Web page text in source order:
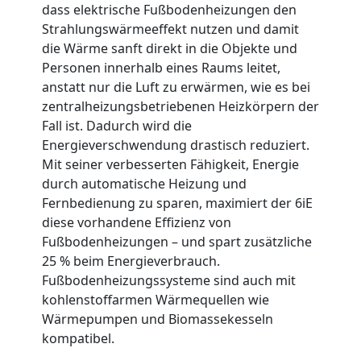
dass elektrische Fußbodenheizungen den
Strahlungswärmeeffekt nutzen und damit
die Wärme sanft direkt in die Objekte und
Personen innerhalb eines Raums leitet,
anstatt nur die Luft zu erwärmen, wie es bei
zentralheizungsbetriebenen Heizkörpern der
Fall ist. Dadurch wird die
Energieverschwendung drastisch reduziert.
Mit seiner verbesserten Fähigkeit, Energie
durch automatische Heizung und
Fernbedienung zu sparen, maximiert der 6iE
diese vorhandene Effizienz von
Fußbodenheizungen – und spart zusätzliche
25 % beim Energieverbrauch.
Fußbodenheizungssysteme sind auch mit
kohlenstoffarmen Wärmequellen wie
Wärmepumpen und Biomassekesseln
kompatibel.